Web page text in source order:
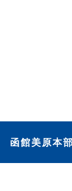
函館美原本